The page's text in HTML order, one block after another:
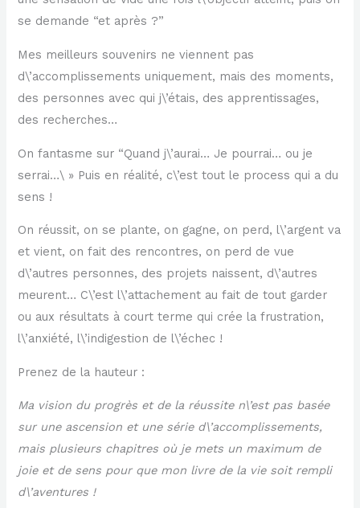
se demande “et après ?”
Mes meilleurs souvenirs ne viennent pas
d\’accomplissements uniquement, mais des moments,
des personnes avec qui j\’étais, des apprentissages,
des recherches…
On fantasme sur “Quand j\’aurai… Je pourrai… ou je
serrai…\ » Puis en réalité, c\’est tout le process qui a du
sens !
On réussit, on se plante, on gagne, on perd, l\’argent va
et vient, on fait des rencontres, on perd de vue
d\’autres personnes, des projets naissent, d\’autres
meurent… C\’est l\’attachement au fait de tout garder
ou aux résultats à court terme qui crée la frustration,
l\’anxiété, l\’indigestion de l\’échec !
Prenez de la hauteur :
Ma vision du progrès et de la réussite n\’est pas basée
sur une ascension et une série d\’accomplissements,
mais plusieurs chapitres où je mets un maximum de
joie et de sens pour que mon livre de la vie soit rempli
d\’aventures !